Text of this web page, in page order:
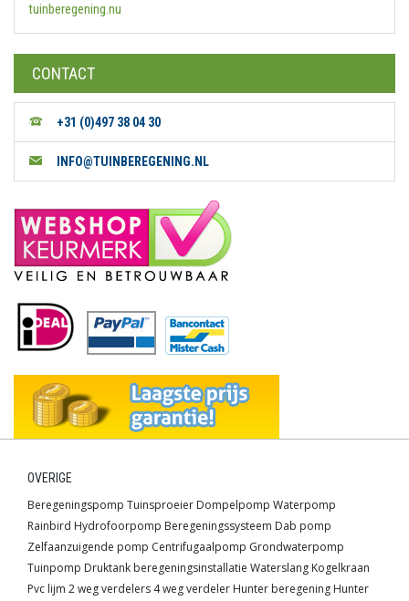
tuinberegening.nu
CONTACT
+31 (0)497 38 04 30
INFO@TUINBEREGENING.NL
OVERIGE
Beregeningspomp Tuinsproeier Dompelpomp Waterpomp
Rainbird Hydrofoorpomp Beregeningssysteem Dab pomp
Zelfaanzuigende pomp Centrifugaalpomp Grondwaterpomp
Tuinpomp Druktank beregeningsinstallatie Waterslang Kogelkraan
Pvc lijm 2 weg verdelers 4 weg verdeler Hunter beregening Hunter